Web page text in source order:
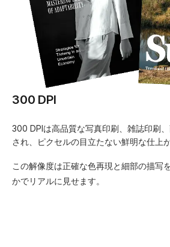
300 DPI
300 DPIは高品質な写真印刷、雑誌印刷
され、ピクセルの目立たない鮮明な仕上
この解像度は正確な色再現と細部の描写
かでリアルに見せます。